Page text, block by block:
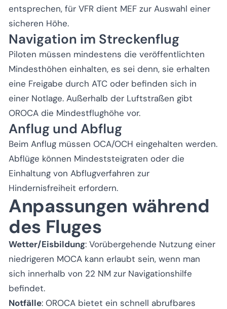
entsprechen, für VFR dient MEF zur Auswahl einer
sicheren Höhe.
Navigation im Streckenflug
Piloten müssen mindestens die veröffentlichten
Mindesthöhen einhalten, es sei denn, sie erhalten
eine Freigabe durch ATC oder befinden sich in
einer Notlage. Außerhalb der Luftstraßen gibt
OROCA die Mindestflughöhe vor.
Anflug und Abflug
Beim Anflug müssen OCA/OCH eingehalten werden.
Abflüge können Mindeststeigraten oder die
Einhaltung von Abflugverfahren zur
Hindernisfreiheit erfordern.
Anpassungen während
des Fluges
Wetter/Eisbildung: Vorübergehende Nutzung einer
niedrigeren MOCA kann erlaubt sein, wenn man
sich innerhalb von 22 NM zur Navigationshilfe
befindet.
Notfälle: OROCA bietet ein schnell abrufbares